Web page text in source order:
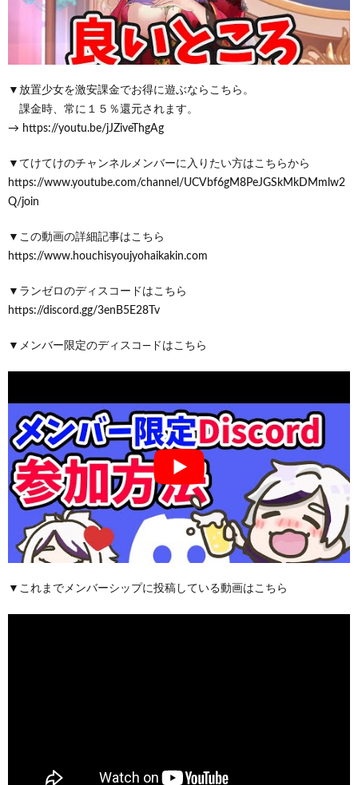
▼放置少女を激安課金でお得に遊ぶならこちら。
課金時、常に１５％還元されます。
→ https://youtu.be/jJZiveThgAg
▼てけてけのチャンネルメンバーに入りたい方はこちらから
https://www.youtube.com/channel/UCVbf6gM8PeJGSkMkDMmlw2
Q/join
▼この動画の詳細記事はこちら
https://www.houchisyoujyohaikakin.com
▼ランゼロのディスコードはこちら
https://discord.gg/3enB5E28Tv
▼メンバー限定のディスコ―ドはこちら
▼これまでメンバーシップに投稿している動画はこちら